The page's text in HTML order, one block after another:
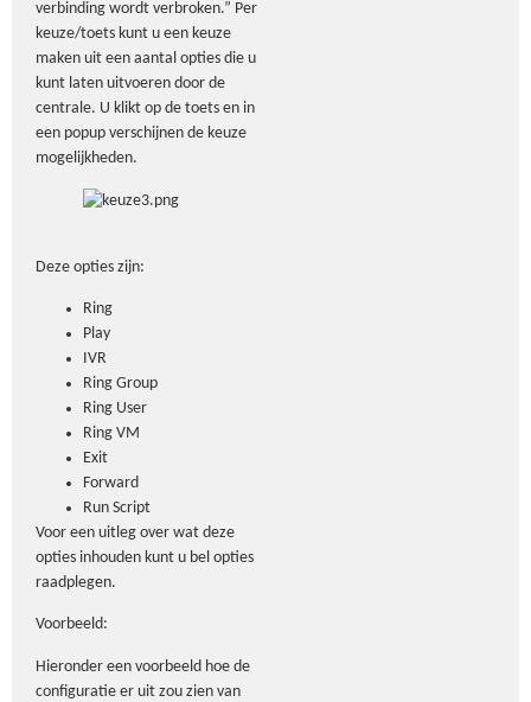
verbinding wordt verbroken.” Per
keuze/toets kunt u een keuze
maken uit een aantal opties die u
kunt laten uitvoeren door de
centrale. U klikt op de toets en in
een popup verschijnen de keuze
mogelijkheden.
Deze opties zijn:
Ring
Play
IVR
Ring Group
Ring User
Ring VM
Exit
Forward
Run Script
Voor een uitleg over wat deze
opties inhouden kunt u bel opties
raadplegen.
Voorbeeld:
Hieronder een voorbeeld hoe de
configuratie er uit zou zien van